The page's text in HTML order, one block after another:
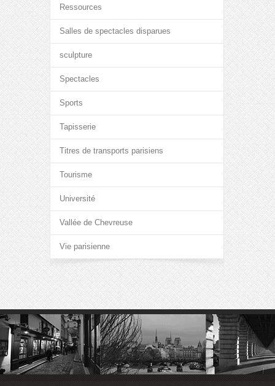
Ressources
Salles de spectacles disparues
sculpture
Spectacles
Sports
Tapisserie
Titres de transports parisiens
Tourisme
Université
Vallée de Chevreuse
Vie parisienne